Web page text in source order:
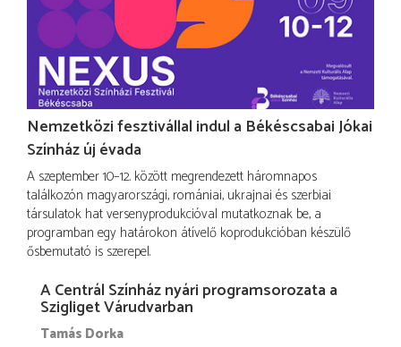
Nemzetközi fesztivállal indul a Békéscsabai Jókai
Színház új évada
A szeptember 10–12. között megrendezett háromnapos
találkozón magyarországi, romániai, ukrajnai és szerbiai
társulatok hat versenyprodukcióval mutatkoznak be, a
programban egy határokon átívelő koprodukcióban készülő
ősbemutató is szerepel.
A Centrál Színház nyári programsorozata a
Szigliget Várudvarban
Tamás Dorka